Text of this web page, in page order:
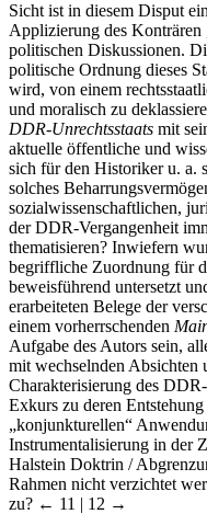
Sicht ist in diesem Disput
Applizierung des Konträren
politischen Diskussionen.
politische Ordnung dieses
wird, von einem
und moralisch zu
DDR-Unrechtsstaats mit
aktuelle öffentliche und
sich für den Historiker u. a.
solches
sozialwissenschaftlichen,
der DDR-Vergangenheit
thematisieren? Inwiefern
begriffliche Zuordnung für
beweisführend untersetzt
erarbeiteten Belege der
einem vorherrschenden
Aufgabe des Autors sein,
mit wechselnden Absichten
Charakterisierung des
Exkurs zu deren
„konjunkturellen“
Instrumentalisierung in der
Halstein Doktrin /
Rahmen nicht verzichtet
zu? ← 11 | 12 →